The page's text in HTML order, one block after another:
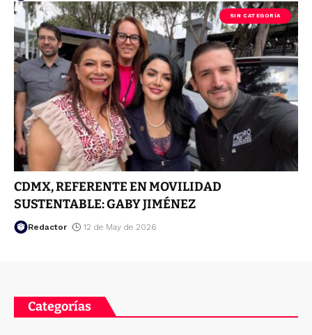
SIN CATEGORÍA
CDMX, REFERENTE EN MOVILIDAD
SUSTENTABLE: GABY JIMÉNEZ
Redactor 12 de May de 2026
Categorías